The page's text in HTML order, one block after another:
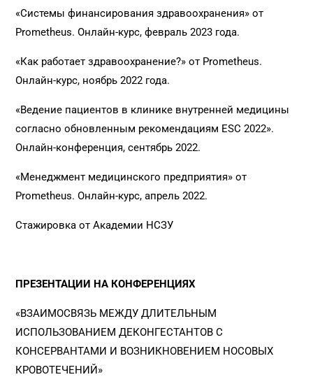
«Системы финансирования здравоохранения» от
Prometheus. Онлайн-курс, февраль 2023 года.
«Как работает здравоохранение?» от Prometheus.
Онлайн-курс, ноябрь 2022 года.
«Ведение пациентов в клинике внутренней медицины
согласно обновленным рекомендациям ESC 2022».
Онлайн-конференция, сентябрь 2022.
«Менеджмент медицинского предприятия» от
Prometheus. Онлайн-курс, апрель 2022.
Стажировка от Академии НСЗУ
ПРЕЗЕНТАЦИИ НА КОНФЕРЕНЦИЯХ
«ВЗАИМОСВЯЗЬ МЕЖДУ ДЛИТЕЛЬНЫМ
ИСПОЛЬЗОВАНИЕМ ДЕКОНГЕСТАНТОВ С
КОНСЕРВАНТАМИ И ВОЗНИКНОВЕНИЕМ НОСОВЫХ
КРОВОТЕЧЕНИЙ»